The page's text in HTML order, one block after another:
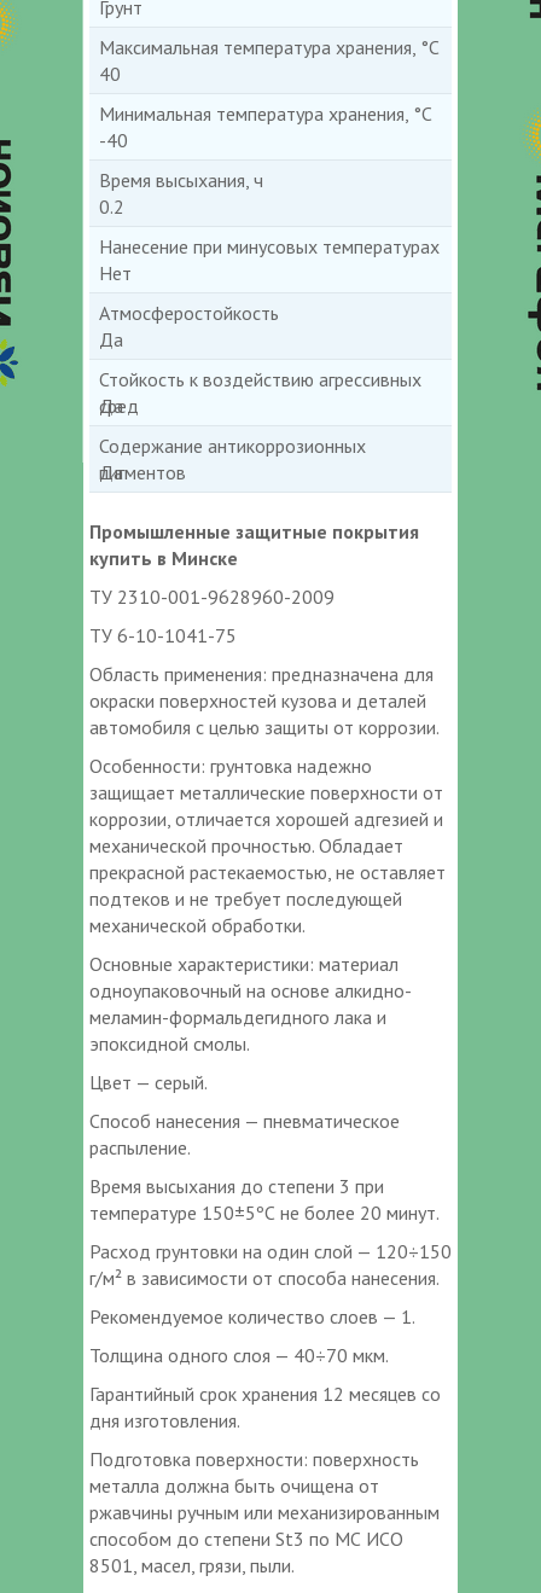
Грунт
Максимальная температура хранения, °С
40
Минимальная температура хранения, °С
-40
Время высыхания, ч
0.2
Нанесение при минусовых температурах
Нет
Атмосферостойкость
Да
Стойкость к воздействию агрессивных
сред
Да
Содержание антикоррозионных
пигментов
Да
Промышленные защитные покрытия
купить в Минске
ТУ 2310-001-9628960-2009
ТУ 6-10-1041-75
Область применения: предназначена для
окраски поверхностей кузова и деталей
автомобиля с целью защиты от коррозии.
Особенности: грунтовка надежно
защищает металлические поверхности от
коррозии, отличается хорошей адгезией и
механической прочностью. Обладает
прекрасной растекаемостью, не оставляет
подтеков и не требует последующей
механической обработки.
Основные характеристики: материал
одноупаковочный на основе алкидно-
меламин-формальдегидного лака и
эпоксидной смолы.
Цвет — серый.
Способ нанесения — пневматическое
распыление.
Время высыхания до степени 3 при
температуре 150±5ºС не более 20 минут.
Расход грунтовки на один слой — 120÷150
г/м² в зависимости от способа нанесения.
Рекомендуемое количество слоев — 1.
Толщина одного слоя — 40÷70 мкм.
Гарантийный срок хранения 12 месяцев со
дня изготовления.
Подготовка поверхности: поверхность
металла должна быть очищена от
ржавчины ручным или механизированным
способом до степени St3 по МС ИСО
8501, масел, грязи, пыли.